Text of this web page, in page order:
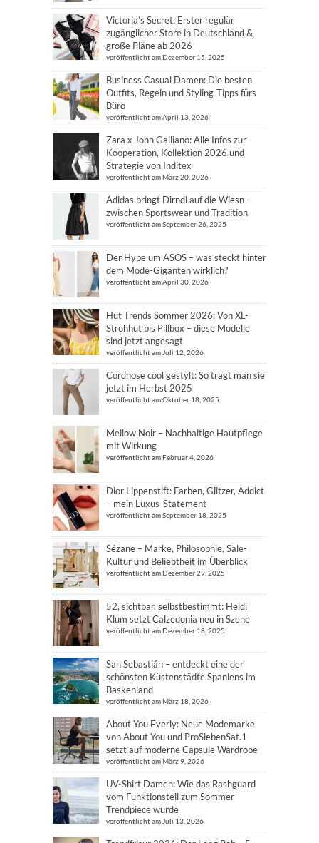
Victoria’s Secret: Erster regulär
zugänglicher Store in Deutschland &
große Pläne ab 2026
veröffentlicht am Dezember 15, 2025
Business Casual Damen: Die besten
Outfits, Regeln und Styling-Tipps fürs
Büro
veröffentlicht am April 13, 2026
Zara x John Galliano: Alle Infos zur
Kooperation, Kollektion 2026 und
Strategie von Inditex
veröffentlicht am März 20, 2026
Adidas bringt Dirndl auf die Wiesn –
zwischen Sportswear und Tradition
veröffentlicht am September 26, 2025
Der Hype um ASOS – was steckt hinter
dem Mode-Giganten wirklich?
veröffentlicht am April 30, 2026
Hut Trends Sommer 2026: Von XL-
Strohhut bis Pillbox – diese Modelle
sind jetzt angesagt
veröffentlicht am Juli 12, 2026
Cordhose cool gestylt: So trägt man sie
jetzt im Herbst 2025
veröffentlicht am Oktober 18, 2025
Mellow Noir – Nachhaltige Hautpflege
mit Wirkung
veröffentlicht am Februar 4, 2026
Dior Lippenstift: Farben, Glitzer, Addict
– mein Luxus-Statement
veröffentlicht am September 18, 2025
Sézane – Marke, Philosophie, Sale-
Kultur und Beliebtheit im Überblick
veröffentlicht am Dezember 29, 2025
52, sichtbar, selbstbestimmt: Heidi
Klum setzt Calzedonia neu in Szene
veröffentlicht am Dezember 18, 2025
San Sebastián – entdeckt eine der
schönsten Küstenstädte Spaniens im
Baskenland
veröffentlicht am März 18, 2026
About You Everly: Neue Modemarke
von About You und ProSiebenSat.1
setzt auf moderne Capsule Wardrobe
veröffentlicht am März 9, 2026
UV-Shirt Damen: Wie das Rashguard
vom Funktionsteil zum Sommer-
Trendpiece wurde
veröffentlicht am Juli 13, 2026